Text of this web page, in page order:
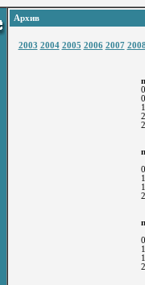
Архив
2003 2004 2005 2006 2007